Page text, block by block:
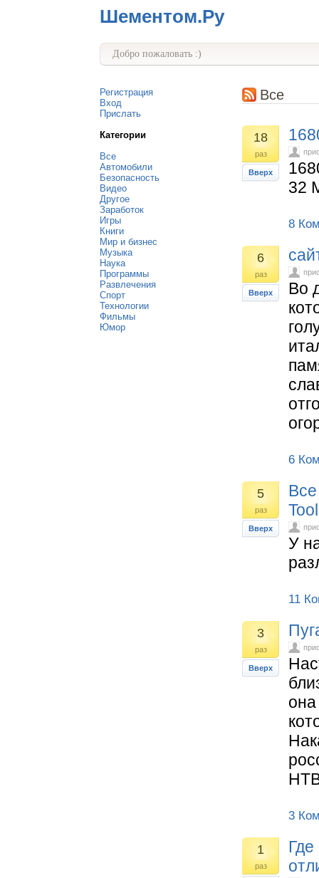
Шементом.Ру
Добро пожаловать :)
Регистрация
Вход
Прислать
Категории
Все
Автомобили
Безопасность
Видео
Другое
Заработок
Игры
Книги
Мир и бизнес
Музыка
Наука
Программы
Развлечения
Спорт
Технологии
Фильмы
Юмор
Все
18
раз
Вверх
32
8
6
раз
Вверх
Во
6
5
раз
Вверх
У
11
3
раз
Вверх
3
1
раз